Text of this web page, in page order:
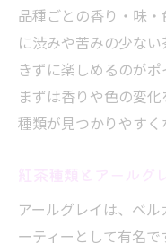
品種ごとの香り・味
に渋みや苦みの少な
きずに楽しめるのがポ
まずは香りや色の変
種類が見つかりやすく
アールグレイは、ベ
ーティーとして有名